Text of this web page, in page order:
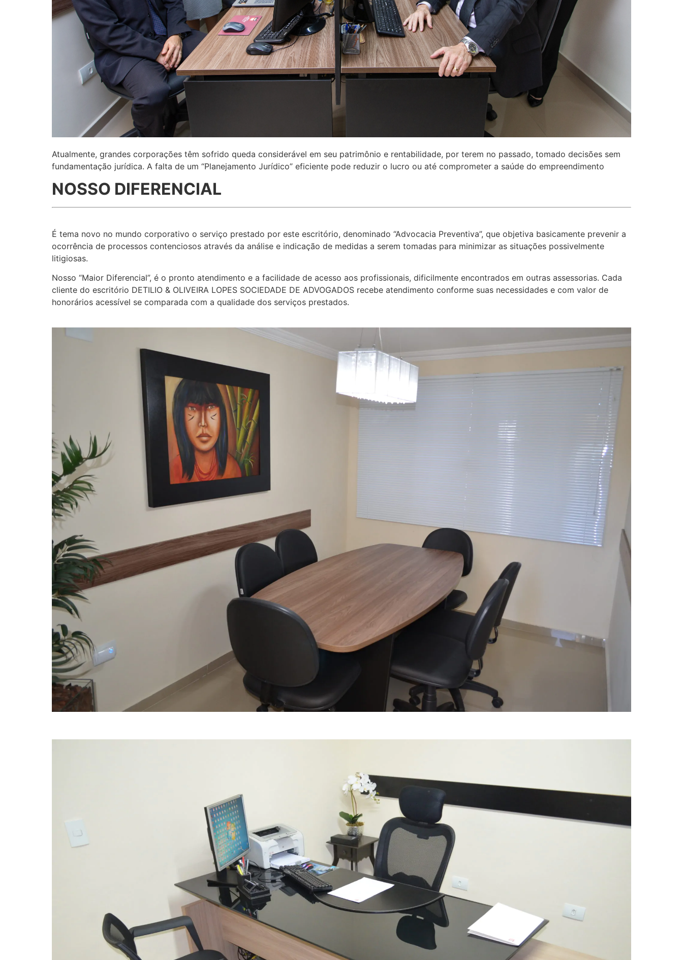
Atualmente, grandes corporações têm sofrido queda considerável em seu patrimônio e rentabilidade, por terem no passado, tomado decisões sem
fundamentação jurídica. A falta de um “Planejamento Jurídico” eficiente pode reduzir o lucro ou até comprometer a saúde do empreendimento
NOSSO DIFERENCIAL
É tema novo no mundo corporativo o serviço prestado por este escritório, denominado “Advocacia Preventiva”, que objetiva basicamente prevenir a
ocorrência de processos contenciosos através da análise e indicação de medidas a serem tomadas para minimizar as situações possivelmente
litigiosas.
Nosso “Maior Diferencial”, é o pronto atendimento e a facilidade de acesso aos profissionais, dificilmente encontrados em outras assessorias. Cada
cliente do escritório DETILIO & OLIVEIRA LOPES SOCIEDADE DE ADVOGADOS recebe atendimento conforme suas necessidades e com valor de
honorários acessível se comparada com a qualidade dos serviços prestados.